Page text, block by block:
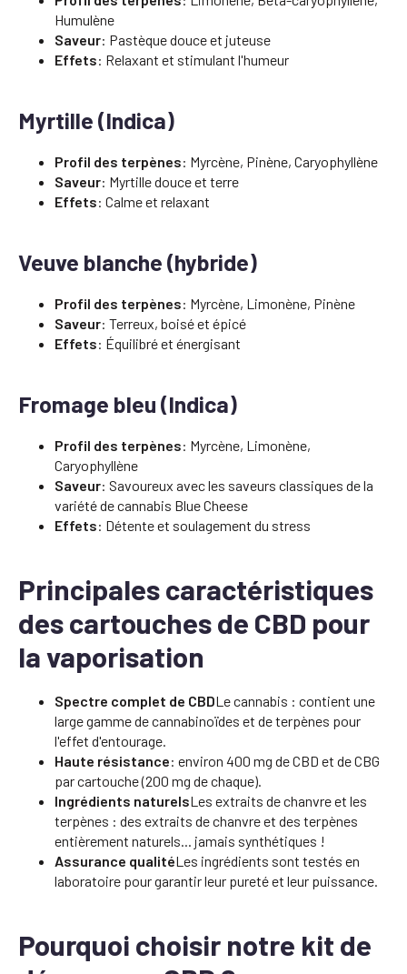
Humulène
Saveur: Pastèque douce et juteuse
Effets: Relaxant et stimulant l'humeur
Myrtille (Indica)
Profil des terpènes: Myrcène, Pinène, Caryophyllène
Saveur: Myrtille douce et terre
Effets: Calme et relaxant
Veuve blanche (hybride)
Profil des terpènes: Myrcène, Limonène, Pinène
Saveur: Terreux, boisé et épicé
Effets: Équilibré et énergisant
Fromage bleu (Indica)
Profil des terpènes: Myrcène, Limonène,
Caryophyllène
Saveur: Savoureux avec les saveurs classiques de la
variété de cannabis Blue Cheese
Effets: Détente et soulagement du stress
Principales caractéristiques
des cartouches de CBD pour
la vaporisation
Spectre complet de CBDLe cannabis : contient une
large gamme de cannabinoïdes et de terpènes pour
l'effet d'entourage.
Haute résistance: environ 400 mg de CBD et de CBG
par cartouche (200 mg de chaque).
Ingrédients naturelsLes extraits de chanvre et les
terpènes : des extraits de chanvre et des terpènes
entièrement naturels... jamais synthétiques !
Assurance qualitéLes ingrédients sont testés en
laboratoire pour garantir leur pureté et leur puissance.
Pourquoi choisir notre kit de